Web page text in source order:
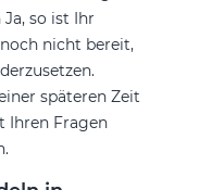
so ist Ihr
nicht bereit,
späteren Zeit
Ihren Fragen